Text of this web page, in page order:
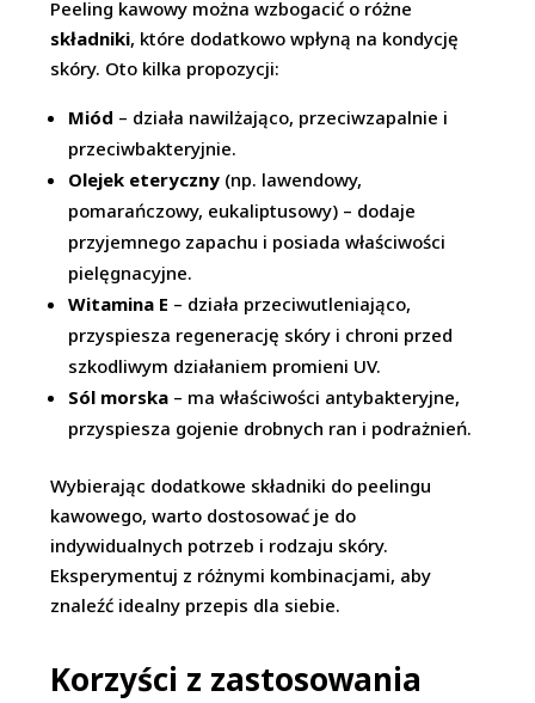
Peeling kawowy można wzbogacić o różne
składniki, które dodatkowo wpłyną na kondycję
skóry. Oto kilka propozycji:
Miód – działa nawilżająco, przeciwzapalnie i
przeciwbakteryjnie.
Olejek eteryczny (np. lawendowy,
pomarańczowy, eukaliptusowy) – dodaje
przyjemnego zapachu i posiada właściwości
pielęgnacyjne.
Witamina E – działa przeciwutleniająco,
przyspiesza regenerację skóry i chroni przed
szkodliwym działaniem promieni UV.
Sól morska – ma właściwości antybakteryjne,
przyspiesza gojenie drobnych ran i podrażnień.
Wybierając dodatkowe składniki do peelingu
kawowego, warto dostosować je do
indywidualnych potrzeb i rodzaju skóry.
Eksperymentuj z różnymi kombinacjami, aby
znaleźć idealny przepis dla siebie.
Korzyści z zastosowania